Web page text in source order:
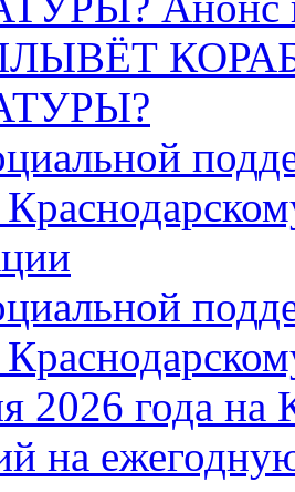
2026 года на
на